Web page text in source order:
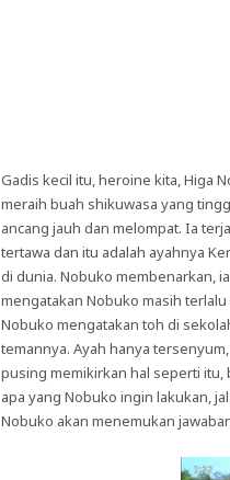
Gadis kecil itu, heroine kita, Higa
meraih buah shikuwasa yang
ancang jauh dan melompat. Ia
tertawa dan itu adalah ayahnya
di dunia. Nobuko membenarkan,
mengatakan Nobuko masih
Nobuko mengatakan toh di
temannya. Ayah hanya
pusing memikirkan hal seperti itu,
apa yang Nobuko ingin lakukan,
Nobuko akan menemukan